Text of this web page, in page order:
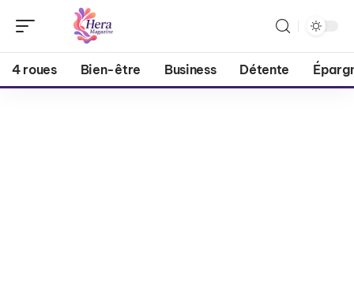
4 roues Bien-être Business Détente